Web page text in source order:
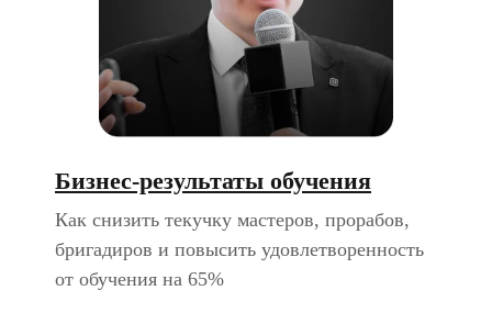
Бизнес-результаты обучения
Как снизить текучку мастеров, прорабов,
бригадиров и повысить удовлетворенность
от обучения на 65%